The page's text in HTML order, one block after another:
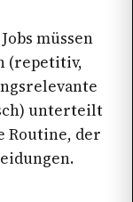
Jobs müssen
(repetitiv,
unterteilt
Routine, der